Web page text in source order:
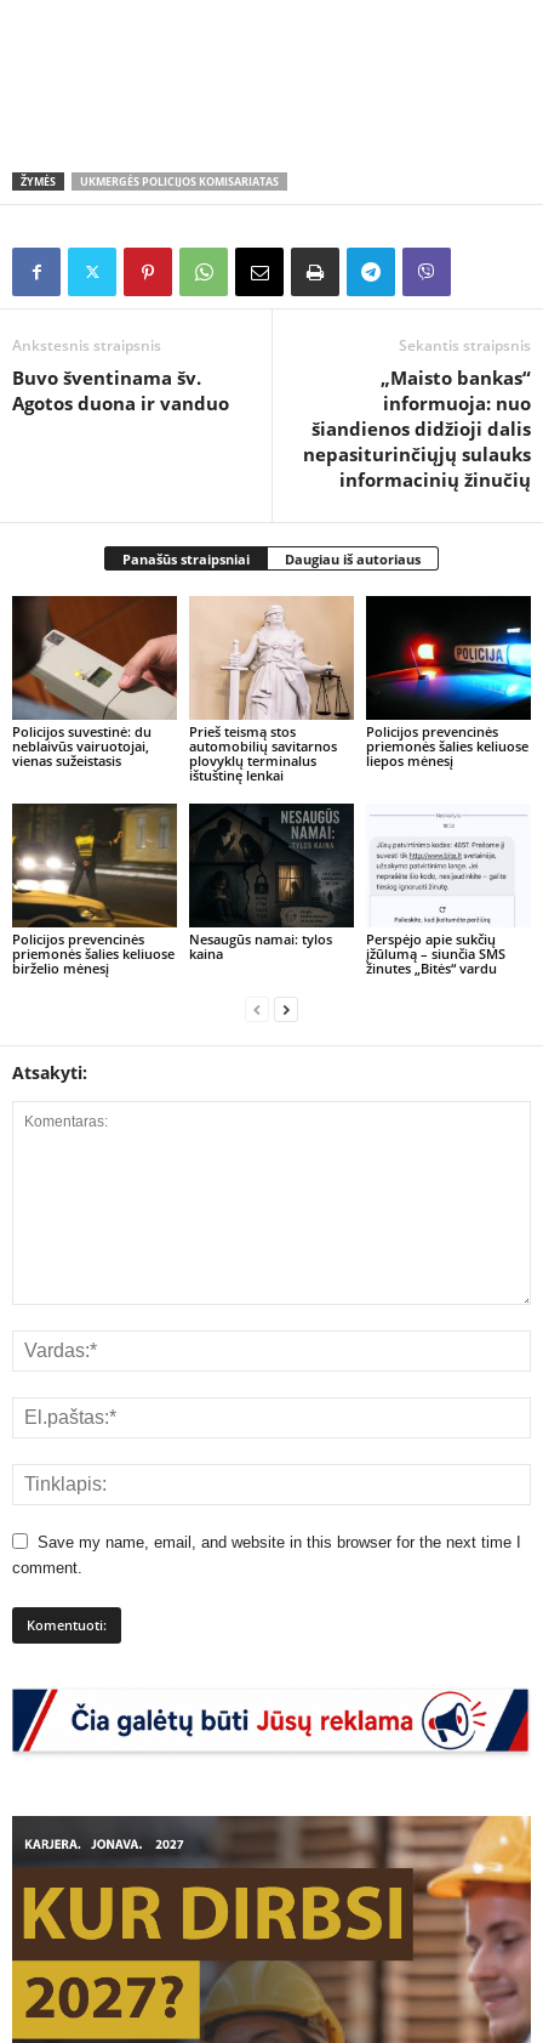
ŽYMĖS UKMERGĖS POLICIJOS KOMISARIATAS
Ankstesnis straipsnis
Buvo šventinama šv.
Agotos duona ir vanduo
Sekantis straipsnis
„Maisto bankas“
informuoja: nuo
šiandienos didžioji dalis
nepasiturinčiųjų sulauks
informacinių žinučių
Panašūs straipsniai Daugiau iš autoriaus
Policijos suvestinė: du
neblaivūs vairuotojai,
vienas sužeistasis
Prieš teismą stos
automobilių savitarnos
plovyklų terminalus
ištuštinę lenkai
Policijos prevencinės
priemonės šalies keliuose
liepos mėnesį
Policijos prevencinės
priemonės šalies keliuose
birželio mėnesį
Nesaugūs namai: tylos
kaina
Perspėjo apie sukčių
įžūlumą – siunčia SMS
žinutes „Bitės“ vardu
Atsakyti:
Save my name, email, and website in this browser for the next time I
comment.